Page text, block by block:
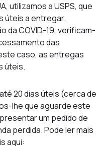
utilizamos a USPS, que
úteis a entregar.
da COVID-19, verificam-
das
caso, as entregas
úteis.
20 dias úteis (cerca de
lhe que aguarde este
um pedido de
perdida. Pode ler mais
aqui: